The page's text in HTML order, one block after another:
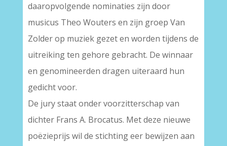
daaropvolgende nominaties zijn door
musicus Theo Wouters en zijn groep Van
Zolder op muziek gezet en worden tijdens de
uitreiking ten gehore gebracht. De winnaar
en genomineerden dragen uiteraard hun
gedicht voor.
De jury staat onder voorzitterschap van
dichter Frans A. Brocatus. Met deze nieuwe
poëzieprijs wil de stichting eer bewijzen aan